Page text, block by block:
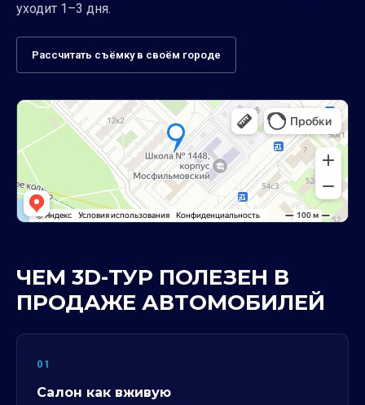
уходит 1–3 дня.
Рассчитать съёмку в своём городе
ЧЕМ 3D-ТУР ПОЛЕЗЕН В
ПРОДАЖЕ АВТОМОБИЛЕЙ
01
Салон как вживую